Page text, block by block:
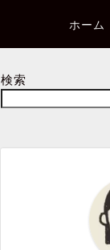
ホーム
検索